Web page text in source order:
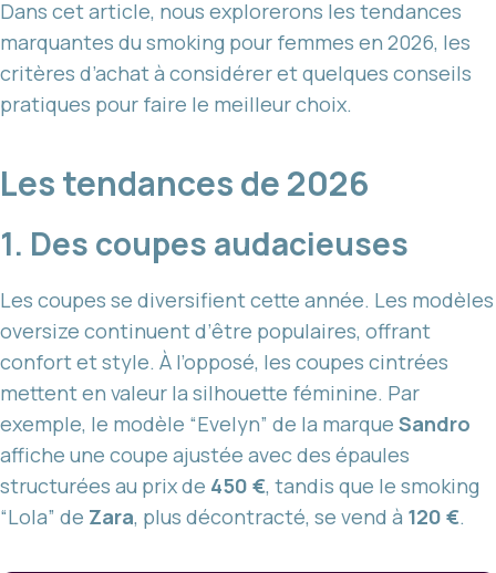
Dans cet article, nous explorerons les tendances
marquantes du smoking pour femmes en 2026, les
critères d’achat à considérer et quelques conseils
pratiques pour faire le meilleur choix.
Les tendances de 2026
1. Des coupes audacieuses
Les coupes se diversifient cette année. Les modèles
oversize continuent d’être populaires, offrant
confort et style. À l’opposé, les coupes cintrées
mettent en valeur la silhouette féminine. Par
exemple, le modèle “Evelyn” de la marque Sandro
affiche une coupe ajustée avec des épaules
structurées au prix de 450 €, tandis que le smoking
“Lola” de Zara, plus décontracté, se vend à 120 €.